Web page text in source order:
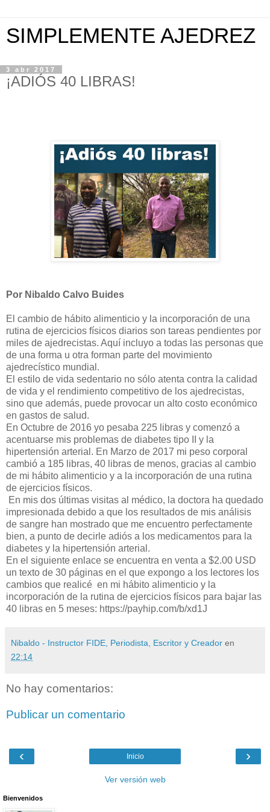
SIMPLEMENTE AJEDREZ
3 abr 2017
¡ADIÓS 40 LIBRAS!
Por Nibaldo Calvo Buides
El cambio de hábito alimenticio y la incorporación de una
rutina de ejercicios físicos diarios son tareas pendientes por
miles de ajedrecistas. Aquí incluyo a todas las personas que
de una forma u otra forman parte del movimiento
ajedrecístico mundial.
El estilo de vida sedentario no sólo atenta contra la calidad
de vida y el rendimiento competitivo de los ajedrecistas,
sino que además, puede provocar un alto costo económico
en gastos de salud.
En Octubre de 2016 yo pesaba 225 libras y comenzó a
acentuarse mis problemas de diabetes tipo II y la
hipertensión arterial. En Marzo de 2017 mi peso corporal
cambió a 185 libras, 40 libras de menos, gracias al cambio
de mi hábito alimenticio y a la incorporación de una rutina
de ejercicios físicos.
En mis dos últimas visitas al médico, la doctora ha quedado
impresionada debido a que los resultados de mis análisis
de sangre han mostrado que me encuentro perfectamente
bien, a punto de decirle adiós a los medicamentos para la
diabetes y la hipertensión arterial.
En el siguiente enlace se encuentra en venta a $2.00 USD
un texto de 30 páginas en el que expongo a los lectores los
cambios que realicé en mi hábito alimenticio y la
incorporación de la rutina de ejercicios físicos para bajar las
40 libras en 5 meses: https://payhip.com/b/xd1J
Nibaldo - Instructor FIDE, Periodista, Escritor y Creador en
22:14
No hay comentarios:
Publicar un comentario
‹ ›
Inicio
Ver versión web
Bienvenidos